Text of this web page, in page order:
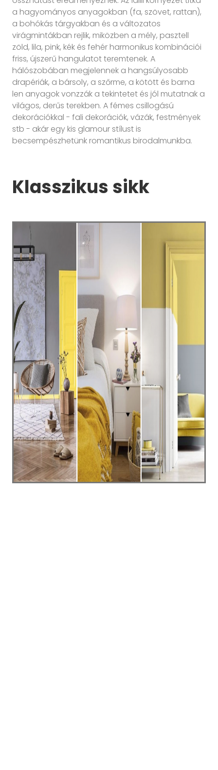
a hagyományos anyagokban (fa, szövet, rattan),
a bohókás tárgyakban és a változatos
virágmintákban rejlik, miközben a mély, pasztell
zöld, lila, pink, kék és fehér harmonikus kombinációi
friss, újszerű hangulatot teremtenek. A
hálószobában megjelennek a hangsúlyosabb
drapériák, a bársoly, a szőrme, a kötött és barna
len anyagok vonzzák a tekintetet és jól mutatnak a
világos, derűs terekben. A fémes csillogású
dekorációkkal - fali dekorációk, vázák, festmények
stb - akár egy kis glamour stílust is
becsempészhetünk romantikus birodalmunkba.
Klasszikus sikk